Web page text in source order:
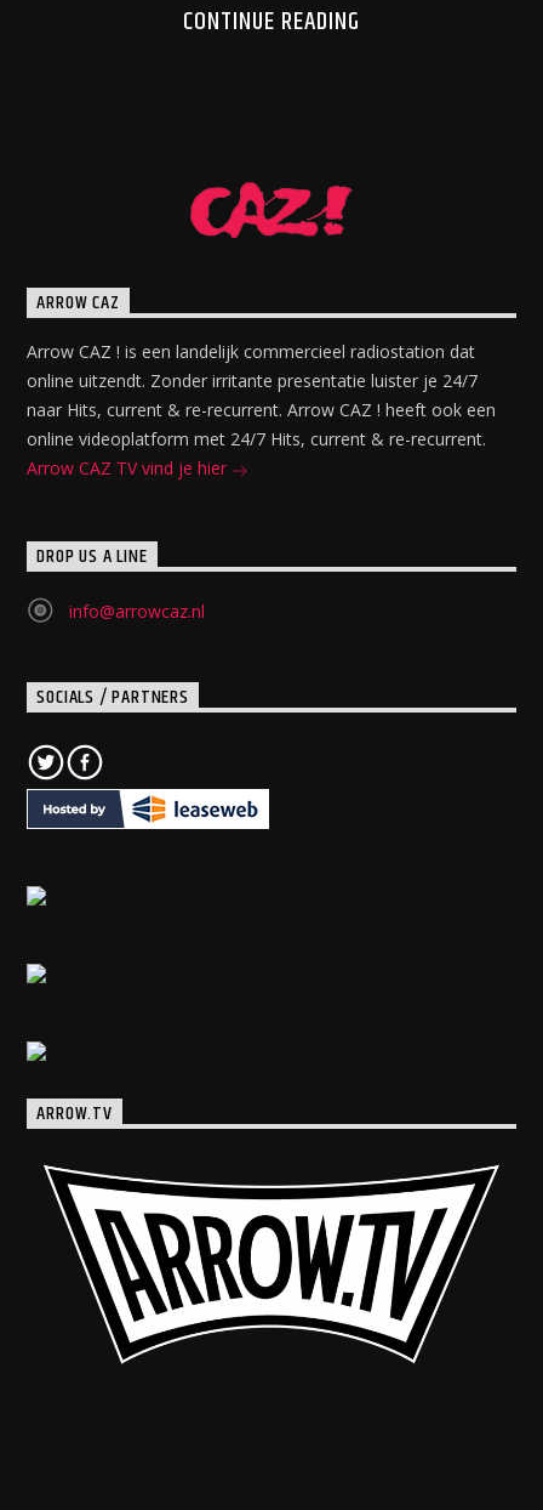
CONTINUE READING
ARROW CAZ
Arrow CAZ ! is een landelijk commercieel radiostation dat
online uitzendt. Zonder irritante presentatie luister je 24/7
naar Hits, current & re-recurrent. Arrow CAZ ! heeft ook een
online videoplatform met 24/7 Hits, current & re-recurrent.
Arrow CAZ TV vind je hier
DROP US A LINE
info@arrowcaz.nl
SOCIALS / PARTNERS
ARROW.TV